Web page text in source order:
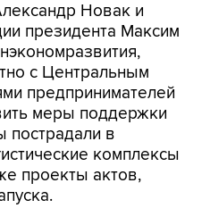
Новак и
президента Максим
с Центральным
предпринимателей
меры поддержки
пострадали в
комплексы
проекты актов,